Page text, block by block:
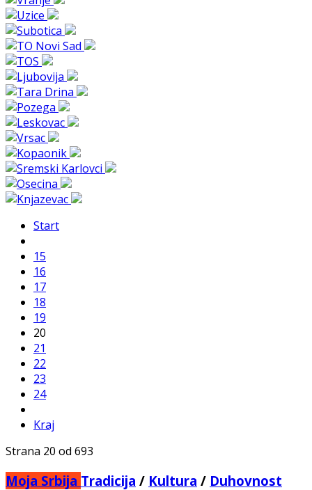
Start
15
16
17
18
19
20
21
22
23
24
Kraj
Strana 20 od 693
Moja Srbija Tradicija / Kultura / Duhovnost